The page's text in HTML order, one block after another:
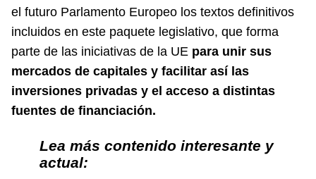
el futuro Parlamento Europeo los textos definitivos
incluidos en este paquete legislativo, que forma
parte de las iniciativas de la UE para unir sus
mercados de capitales y facilitar así las
inversiones privadas y el acceso a distintas
fuentes de financiación.
Lea más contenido interesante y
actual: